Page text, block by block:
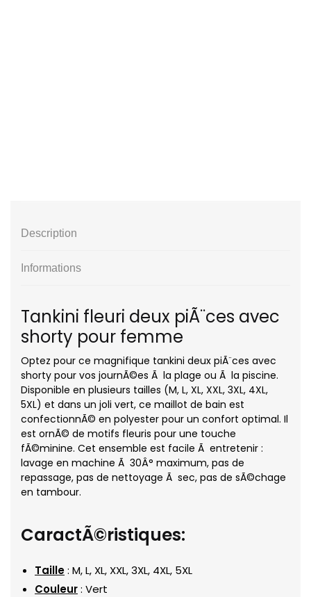
Description
Informations
Tankini fleuri deux piÃ¨ces avec
shorty pour femme
Optez pour ce magnifique tankini deux piÃ¨ces avec
shorty pour vos journÃ©es Ã la plage ou Ã la piscine.
Disponible en plusieurs tailles (M, L, XL, XXL, 3XL, 4XL,
5XL) et dans un joli vert, ce maillot de bain est
confectionnÃ© en polyester pour un confort optimal. Il
est ornÃ© de motifs fleuris pour une touche
fÃ©minine. Cet ensemble est facile Ã entretenir :
lavage en machine Ã 30Â° maximum, pas de
repassage, pas de nettoyage Ã sec, pas de sÃ©chage
en tambour.
CaractÃ©ristiques:
Taille: M, L, XL, XXL, 3XL, 4XL, 5XL
Couleur: Vert